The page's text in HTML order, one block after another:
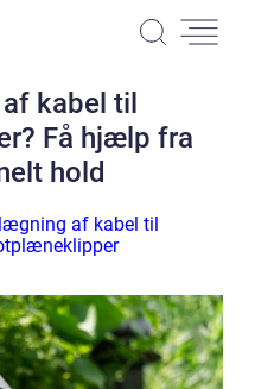
kabel til
Få hjælp fra
hold
af kabel til